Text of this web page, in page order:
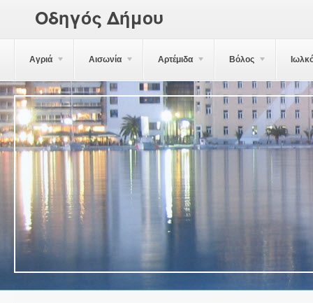
Οδηγός Δήμου
Αγριά Αισωνία Αρτέμιδα Βόλος